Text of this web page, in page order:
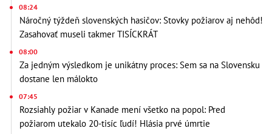
08:24
Náročný týždeň slovenských hasičov: Stovky požiarov aj nehôd!
Zasahovať museli takmer TISÍCKRÁT
08:00
Za jedným výsledkom je unikátny proces: Sem sa na Slovensku
dostane len málokto
07:45
Rozsiahly požiar v Kanade mení všetko na popol: Pred
požiarom utekalo 20-tisíc ľudí! Hlásia prvé úmrtie